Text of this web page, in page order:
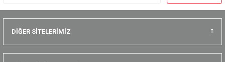
DİĞER SİTELERİMİZ